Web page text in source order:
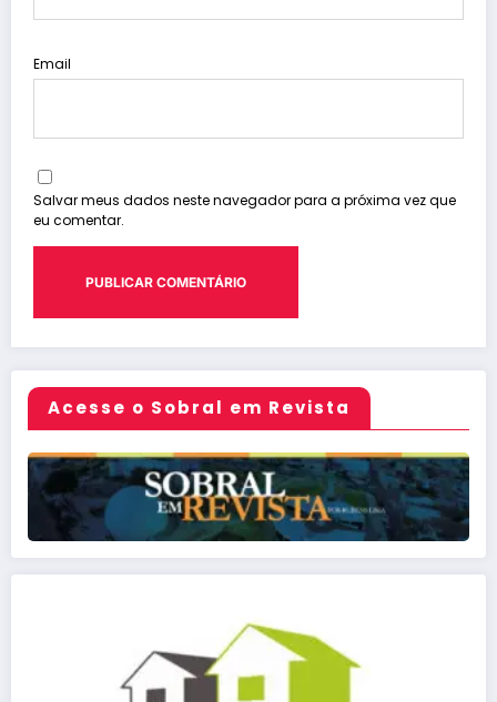
Email
Salvar meus dados neste navegador para a próxima vez que
eu comentar.
Acesse o Sobral em Revista